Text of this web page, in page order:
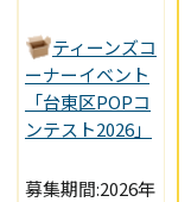
ティーンズコ
ーナーイベント
「台東区POPコ
ンテスト2026」
募集期間:2026年